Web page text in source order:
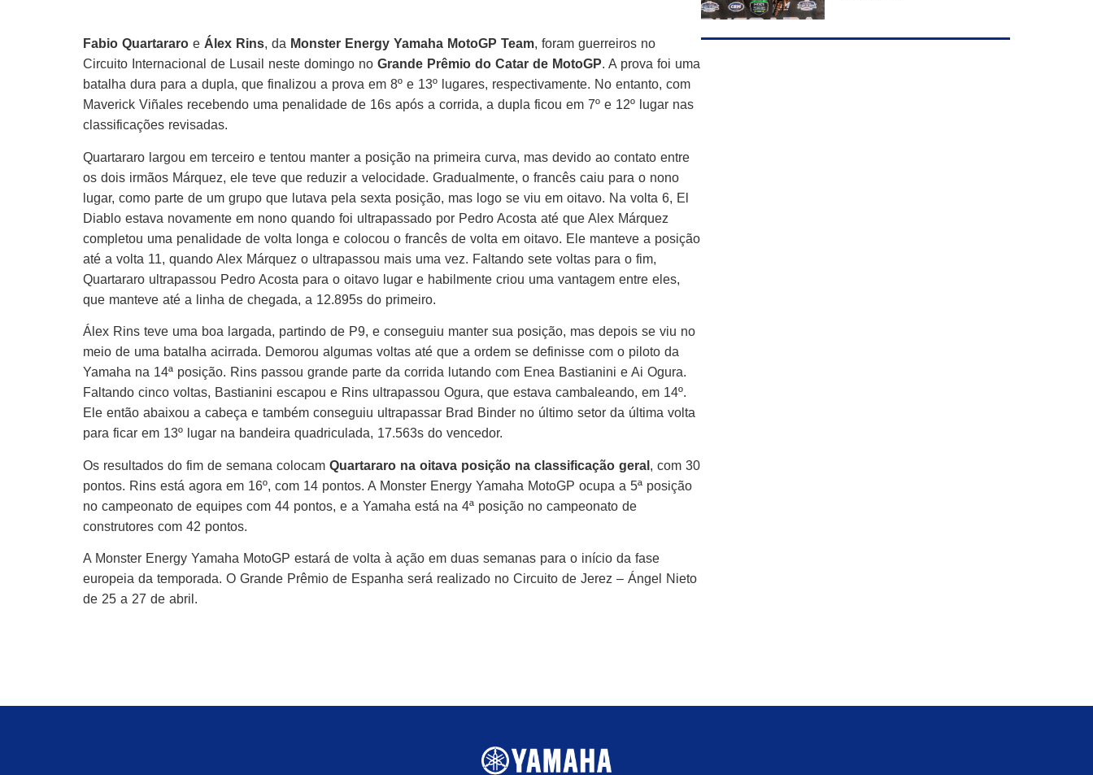
Fabio Quartararo e Álex Rins, da Monster Energy Yamaha MotoGP Team, foram guerreiros no
Circuito Internacional de Lusail neste domingo no Grande Prêmio do Catar de MotoGP. A prova foi uma
batalha dura para a dupla, que finalizou a prova em 8º e 13º lugares, respectivamente. No entanto, com
Maverick Viñales recebendo uma penalidade de 16s após a corrida, a dupla ficou em 7º e 12º lugar nas
classificações revisadas.
Quartararo largou em terceiro e tentou manter a posição na primeira curva, mas devido ao contato entre
os dois irmãos Márquez, ele teve que reduzir a velocidade. Gradualmente, o francês caiu para o nono
lugar, como parte de um grupo que lutava pela sexta posição, mas logo se viu em oitavo. Na volta 6, El
Diablo estava novamente em nono quando foi ultrapassado por Pedro Acosta até que Alex Márquez
completou uma penalidade de volta longa e colocou o francês de volta em oitavo. Ele manteve a posição
até a volta 11, quando Alex Márquez o ultrapassou mais uma vez. Faltando sete voltas para o fim,
Quartararo ultrapassou Pedro Acosta para o oitavo lugar e habilmente criou uma vantagem entre eles,
que manteve até a linha de chegada, a 12.895s do primeiro.
Álex Rins teve uma boa largada, partindo de P9, e conseguiu manter sua posição, mas depois se viu no
meio de uma batalha acirrada. Demorou algumas voltas até que a ordem se definisse com o piloto da
Yamaha na 14ª posição. Rins passou grande parte da corrida lutando com Enea Bastianini e Ai Ogura.
Faltando cinco voltas, Bastianini escapou e Rins ultrapassou Ogura, que estava cambaleando, em 14º.
Ele então abaixou a cabeça e também conseguiu ultrapassar Brad Binder no último setor da última volta
para ficar em 13º lugar na bandeira quadriculada, 17.563s do vencedor.
Os resultados do fim de semana colocam Quartararo na oitava posição na classificação geral , com 30
pontos. Rins está agora em 16º, com 14 pontos. A Monster Energy Yamaha MotoGP ocupa a 5ª posição
no campeonato de equipes com 44 pontos, e a Yamaha está na 4ª posição no campeonato de
construtores com 42 pontos.
A Monster Energy Yamaha MotoGP estará de volta à ação em duas semanas para o início da fase
europeia da temporada. O Grande Prêmio de Espanha será realizado no Circuito de Jerez – Ángel Nieto
de 25 a 27 de abril.